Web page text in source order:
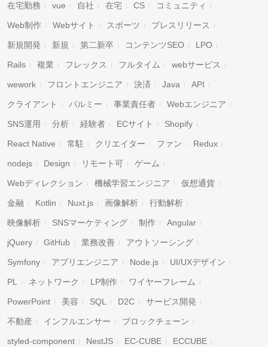
在宅勤務 vue 自社 在宅 CS コミュニティ
Web制作 Webサイト スポーツ プレスリリース
新規開発 新規 第二新卒 コンテンツSEO LPO
Rails 複業 フレックス フルタイム webサービス
wework フロントエンジニア 決済 Java API
クライアント パルミー 事業責任者 Webエンジニア
SNS運用 分析 経験者 ECサイト Shopify
React Native 常駐 クリエイター ファン Redux
nodejs Design リモート可 ゲーム
Webディレクション 機械学習エンジニア 仮想通貨
金融 Kotlin Nuxt.js 画像解析 行動解析
映像解析 SNSマーケティング 制作 Angular
jQuery GitHub 業務改善 アウトソーシング
Symfony アプリエンジニア Node.js UI/UXデザイン
PL ネットワーク LP制作 ワイヤーフレーム
PowerPoint 美容 SQL D2C サービス開発
不動産 インフルエンサー ブロックチェーン
styled-component NestJS EC-CUBE ECCUBE